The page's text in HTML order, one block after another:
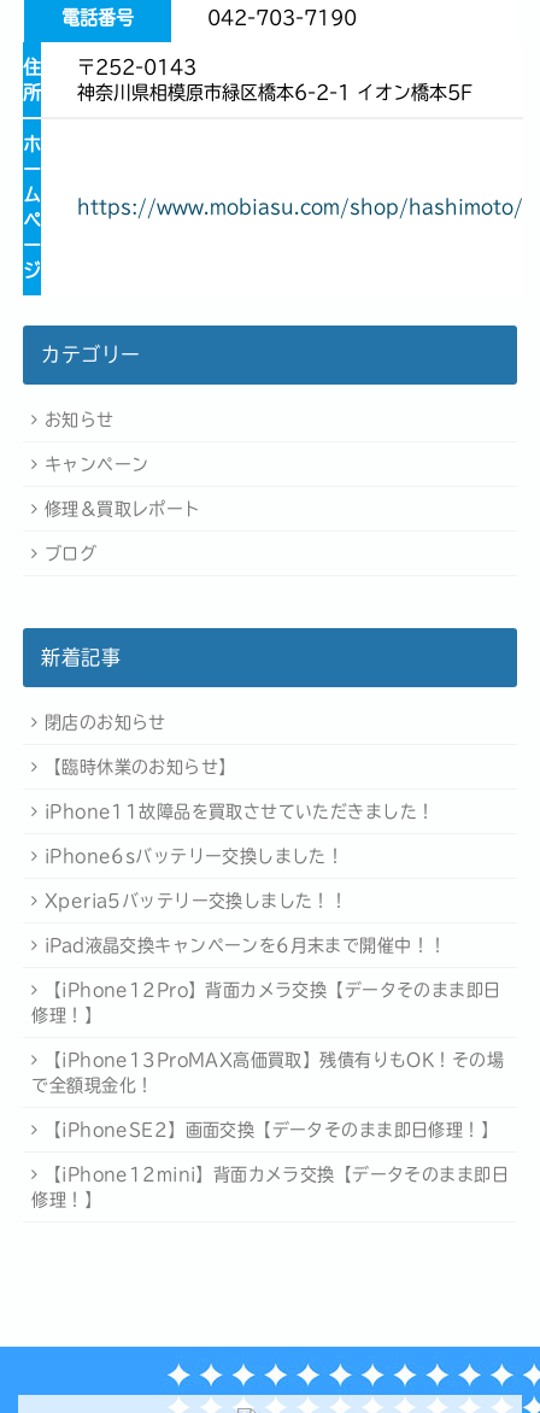
電話番号 042-703-7190
住
所
〒252-0143
神奈川県相模原市緑区橋本6-2-1 イオン橋本5F
ホ
ー
ム
ペ
ー
ジ
https://www.mobiasu.com/shop/hashimoto/
カテゴリー
お知らせ
キャンペーン
修理＆買取レポート
ブログ
新着記事
閉店のお知らせ
【臨時休業のお知らせ】
iPhone11故障品を買取させていただきました！
iPhone6sバッテリー交換しました！
Xperia5バッテリー交換しました！！
iPad液晶交換キャンペーンを6月末まで開催中！！
【iPhone12Pro】背面カメラ交換【データそのまま即日
修理！】
【iPhone13ProMAX高価買取】残債有りもOK！その場
で全額現金化！
【iPhoneSE2】画面交換【データそのまま即日修理！】
【iPhone12mini】背面カメラ交換【データそのまま即日
修理！】